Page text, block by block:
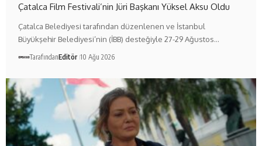
Çatalca Film Festivali’nin Jüri Başkanı Yüksel Aksu Oldu
Çatalca Belediyesi tarafından düzenlenen ve İstanbul
Büyükşehir Belediyesi’nin (İBB) desteğiyle 27-29 Ağustos…
TarafındanEditör 10 Ağu 2026